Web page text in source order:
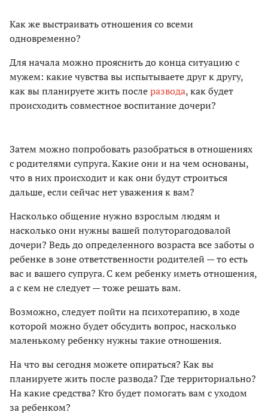
Как же выстраивать отношения со всеми
одновременно?
Для начала можно прояснить до конца ситуацию с
мужем: какие чувства вы испытываете друг к другу,
как вы планируете жить послеразвода, как будет
происходить совместное воспитание дочери?
Затем можно попробовать разобраться в отношениях
с родителями супруга. Какие они и на чем основаны,
что в них происходит и как они будут строиться
дальше, если сейчас нет уважения к вам?
Насколько общение нужно взрослым людям и
насколько они нужны вашей полуторагодовалой
дочери? Ведь до определенного возраста все заботы о
ребенке в зоне ответственности родителей — то есть
вас и вашего супруга. С кем ребенку иметь отношения,
а с кем не следует — тоже решать вам.
Возможно, следует пойти на психотерапию, в ходе
которой можно будет обсудить вопрос, насколько
маленькому ребенку нужны такие отношения.
На что вы сегодня можете опираться? Как вы
планируете жить после развода? Где территориально?
На какие средства? Кто будет помогать вам с уходом
за ребенком?